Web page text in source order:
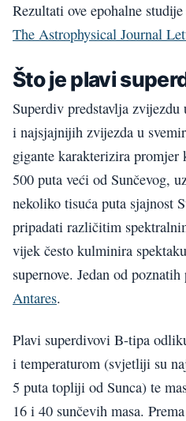
Rezultati ove epohalne
The Astrophysical Journal
Što je plavi
Superdiv predstavlja
i najsjajnijih zvijezda u
gigante karakterizira promjer
500 puta veći od Sunčevog,
nekoliko tisuća puta sjajnost
pripadati različitim
vijek često kulminira
supernove. Jedan od
Antares.
Plavi superdivovi B-tipa
i temperaturom (svjetliji su
5 puta topliji od Sunca) te
16 i 40 sunčevih masa.